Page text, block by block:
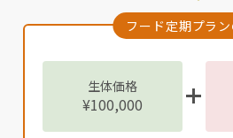
フード定期プラ
生体価格
¥100,000